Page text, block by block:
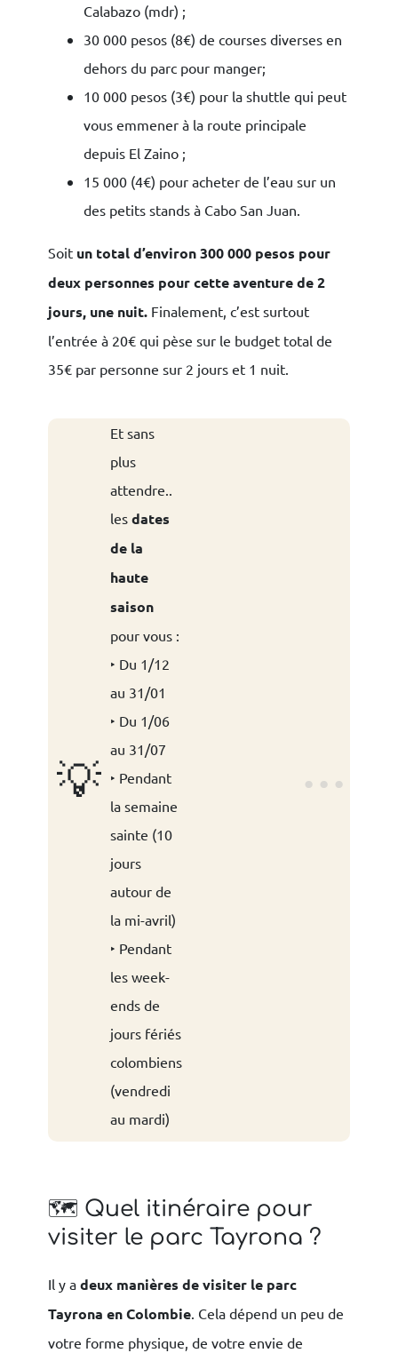
Calabazo (mdr) ;
30 000 pesos (8€) de courses diverses en
dehors du parc pour manger;
10 000 pesos (3€) pour la shuttle qui peut
vous emmener à la route principale
depuis El Zaino ;
15 000 (4€) pour acheter de l’eau sur un
des petits stands à Cabo San Juan.
Soit un total d’environ 300 000 pesos pour
deux personnes pour cette aventure de 2
jours, une nuit.Finalement, c’est surtout
l’entrée à 20€ qui pèse sur le budget total de
35€ par personne sur 2 jours et 1 nuit.
💡
Et sans
plus
attendre..
les dates
de la
haute
saison
pour vous :
‣ Du 1/12
au 31/01
‣ Du 1/06
au 31/07
‣ Pendant
la semaine
sainte (10
jours
autour de
la mi-avril)
‣ Pendant
les week-
ends de
jours fériés
colombiens
(vendredi
au mardi)
🗺 Quel itinéraire pour
visiter le parc Tayrona ?
Il y a deux manières de visiter le parc
Tayrona en Colombie. Cela dépend un peu de
votre forme physique, de votre envie de